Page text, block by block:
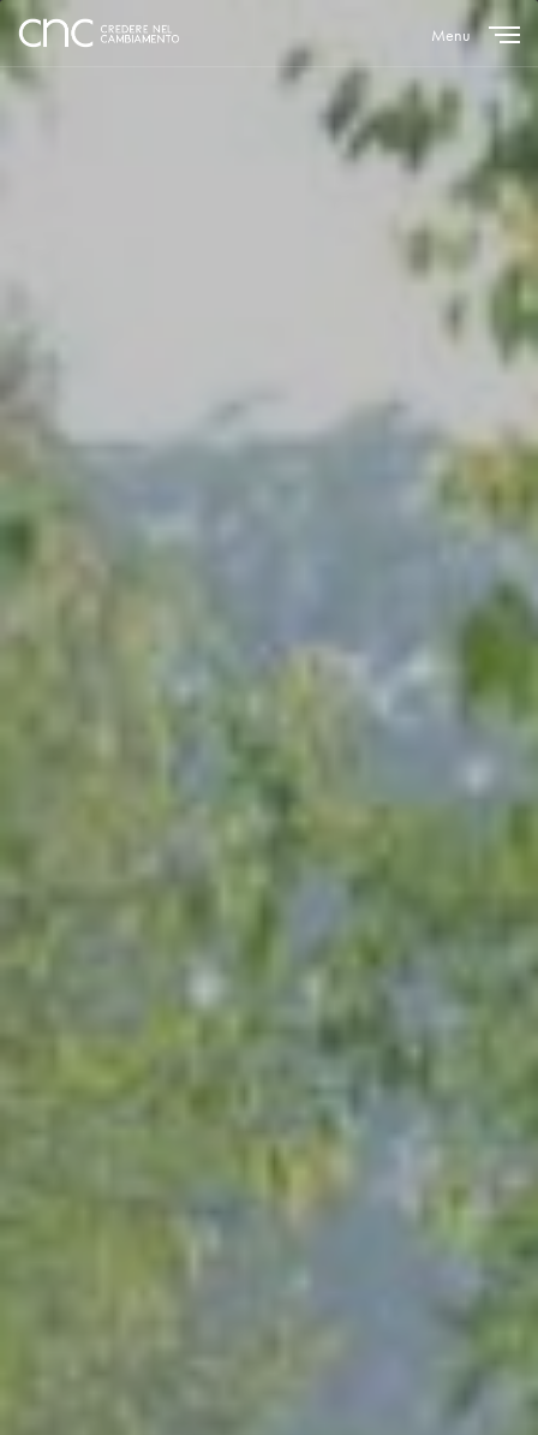
Menu